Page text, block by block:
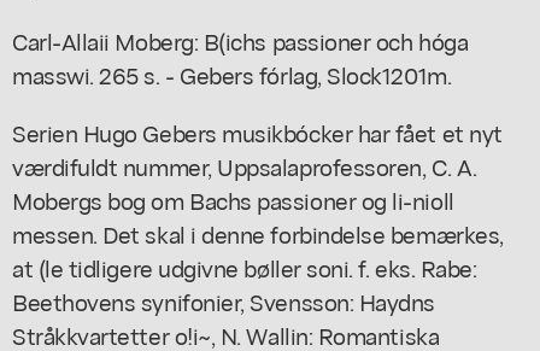
Carl-Allaii Moberg: B(ichs passioner och hóga
masswi. 265 s. - Gebers fórlag, Slock1201m.
Serien Hugo Gebers musikbócker har fået et nyt
værdifuldt nummer, Uppsalaprofessoren, C. A.
Mobergs bog om Bachs passioner og li-nioll
messen. Det skal i denne forbindelse bemærkes,
at (le tidligere udgivne bøller soni. f. eks. Rabe:
Beethovens synifonier, Svensson: Haydns
Stråkkvartetter o!i~, N. Wallin: Romantiska